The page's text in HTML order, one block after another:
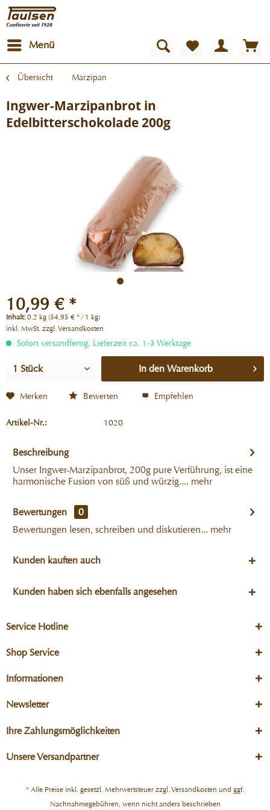
Menü
Übersicht Marzipan
Ingwer-Marzipanbrot in
Edelbitterschokolade 200g
10,99 € *
Inhalt: 0.2 kg (54,95 € * / 1 kg)
inkl. MwSt. zzgl. Versandkosten
Sofort versandfertig, Lieferzeit ca. 1-3 Werktage
In den Warenkorb
Merken Bewerten Empfehlen
Artikel-Nr.: 1020
Beschreibung
Unser Ingwer-Marzipanbrot, 200g pure Verführung, ist eine
harmonische Fusion von süß und würzig.... mehr
Bewertungen
0
Bewertungen lesen, schreiben und diskutieren... mehr
Kunden kauften auch
Kunden haben sich ebenfalls angesehen
Service Hotline
Shop Service
Informationen
Newsletter
Ihre Zahlungsmöglichkeiten
Unsere Versandpartner
* Alle Preise inkl. gesetzl. Mehrwertsteuer zzgl.Versandkosten und ggf.
Nachnahmegebühren, wenn nicht anders beschrieben